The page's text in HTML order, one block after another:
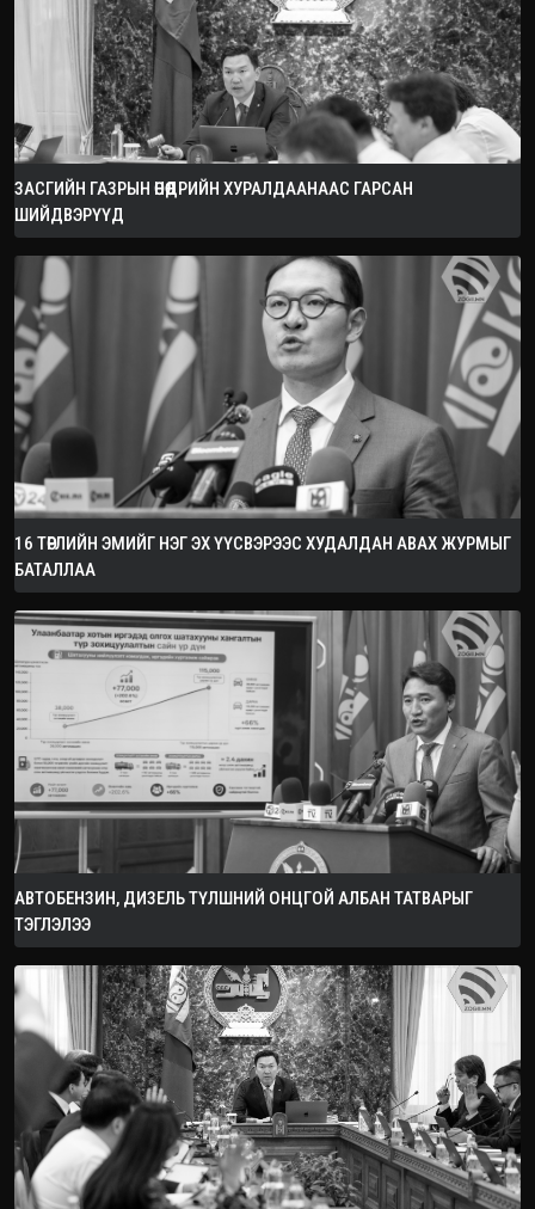
ЗАСГИЙН ГАЗРЫН ӨНӨӨДРИЙН ХУРАЛДААНААС ГАРСАН
ШИЙДВЭРҮҮД
16 ТӨРЛИЙН ЭМИЙГ НЭГ ЭХ ҮҮСВЭРЭЭС ХУДАЛДАН АВАХ ЖУРМЫГ
БАТАЛЛАА
АВТОБЕНЗИН, ДИЗЕЛЬ ТҮЛШНИЙ ОНЦГОЙ АЛБАН ТАТВАРЫГ
ТЭГЛЭЛЭЭ